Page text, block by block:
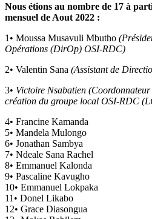
Nous étions au nombre de 17 à
mensuel de Aout 2022 :
1• Moussa Musavuli Mbutho
Opérations (DirOp) OSI-RDC)
2• Valentin Sana (Assistant de
3• Victoire Nsabatien
création du groupe local OSI-RDC
4• Francine Kamanda
5• Mandela Mulongo
6• Jonathan Sambya
7• Ndeale Sana Rachel
8• Emmanuel Kalonda
9• Pascaline Kavugho
10• Emmanuel Lokpaka
11• Donel Likabo
12• Grace Diasongua